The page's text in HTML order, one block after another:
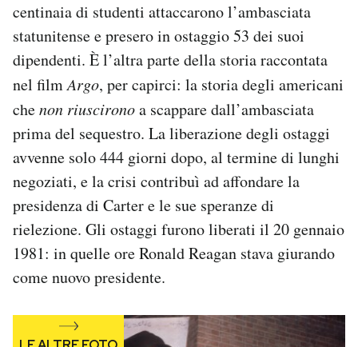
Newsletter
Notifiche mobile
Regala il Post
Hai bisogno di aiuto?
Esci
centinaia di studenti attaccarono l’ambasciata
statunitense e presero in ostaggio 53 dei suoi
dipendenti. È l’altra parte della storia raccontata
nel filmArgo, per capirci: la storia degli americani
chenon riuscironoa scappare dall’ambasciata
prima del sequestro. La liberazione degli ostaggi
avvenne solo 444 giorni dopo, al termine di lunghi
negoziati, e la crisi contribuì ad affondare la
presidenza di Carter e le sue speranze di
rielezione. Gli ostaggi furono liberati il 20 gennaio
1981: in quelle ore Ronald Reagan stava giurando
come nuovo presidente.